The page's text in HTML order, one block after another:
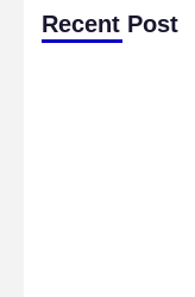
Recent Post